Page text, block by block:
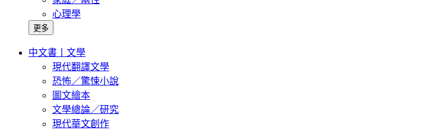
心理學
更多
中文書丨文學
現代翻譯文學
恐怖／驚悚小說
圖文繪本
文學總論／研究
現代華文創作